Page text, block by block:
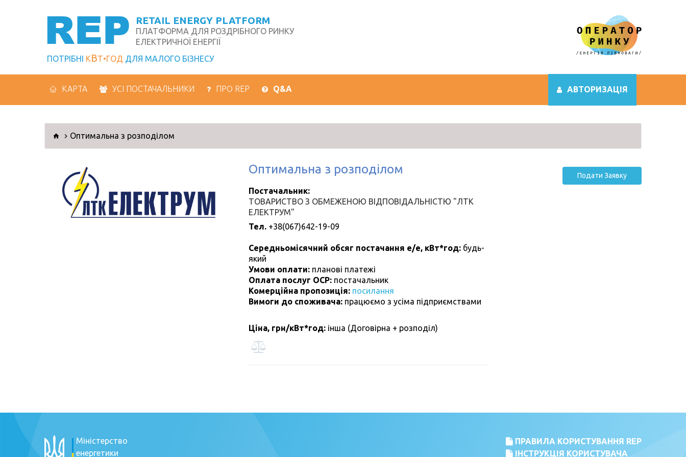
REP RETAIL ENERGY PLATFORM
ПЛАТФОРМА ДЛЯ РОЗДРІБНОГО РИНКУ
ЕЛЕКТРИЧНОЇ ЕНЕРГІЇ
ПОТРІБНІ КВТ ГОД ДЛЯ МАЛОГО БІЗНЕСУ
КАРТА УСІ ПОСТАЧАЛЬНИКИ ПРО REP Q&A АВТОРИЗАЦІЯ
Оптимальна з розподілом
Оптимальна з розподілом
Постачальник:
ТОВАРИСТВО З ОБМЕЖЕНОЮ ВІДПОВІДАЛЬНІСТЮ "ЛТК
ЕЛЕКТРУМ"
Тел. +38(067)642-19-09
Середньомісячний обсяг постачання е/е, кВт*год: будь-
який
Умови оплати: планові платежі
Оплата послуг ОСР: постачальник
Комерційна пропозиція: посилання
Вимоги до споживача: працюємо з усіма підприємствами
Ціна, грн/кВт*год: інша (Договірна + розподіл)
Подати Заявку
Міністерство
енергетики
ПРАВИЛА КОРИСТУВАННЯ REP
ІНСТРУКЦІЯ КОРИСТУВАЧА